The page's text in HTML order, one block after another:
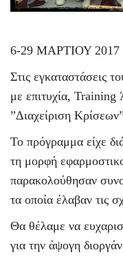
6-29 ΜΑΡΤΙΟΥ 2017
Στις
με επιτυχία, Training
”Διαχείριση
Το πρόγραμμα είχε
τη μορφή
παρακολούθησαν
τα οποία έλαβαν τις
Θα θέλαμε να
για την άψογη